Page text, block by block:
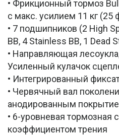
• Фрикционный тормоз
с макс. усилием 11 кг (25
• 7 подшипников (2 High
BB, 4 Stainless BB, 1 Dead
• Направляющая
Усиленный кулачок
• Интегрированный
• Червячный вал
анодированным
• 6-уровневая тормозная
коэффициентом трения